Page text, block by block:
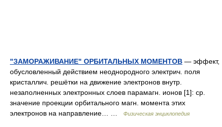
"ЗАМОРАЖИВАНИЕ" ОРБИТАЛЬНЫХ МОМЕНТОВ — эффект,
обусловленный действием неоднородного электрич. поля
кристаллич. решётки на движение электронов внутр.
незаполненных электронных слоев парамагн. ионов [1]: ср.
значение проекции орбитального магн. момента этих
электронов на направление… …
Физическая энциклопедия